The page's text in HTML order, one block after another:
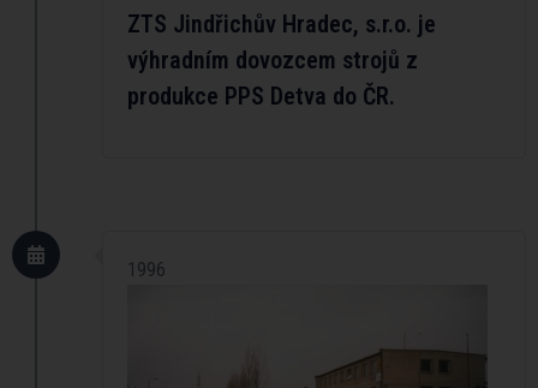
ZTS Jindřichův Hradec, s.r.o. je
výhradním dovozcem strojů z
produkce PPS Detva do ČR.
1996